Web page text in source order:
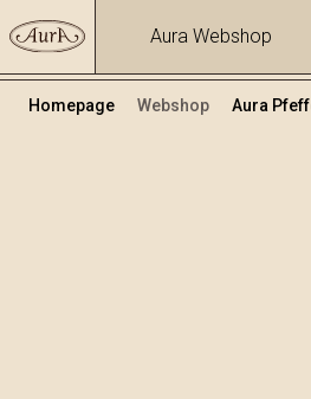
Aura Webshop
Homepage Webshop Aura